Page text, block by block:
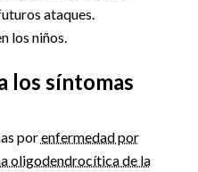
ataques.
los niños.
los síntomas
porenfermedad por
oligodendrocítica de la